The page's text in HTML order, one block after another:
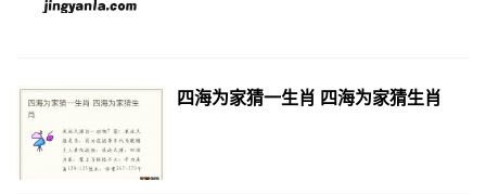
四海为家猜一生肖 四海为家猜生肖